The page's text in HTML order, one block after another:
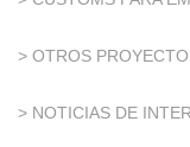
> OTROS
> NOTICIAS DE